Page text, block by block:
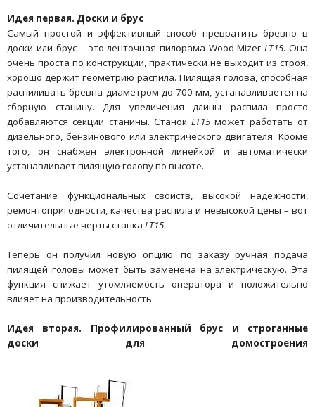
Идея первая. Доски и брус
Самый простой и эффективный способ превратить бревно в
доски или брус – это ленточная пилорама Wood-MizerLT15. Она
очень проста по конструкции, практически не выходит из строя,
хорошо держит геометрию распила. Пилящая голова, способная
распиливать бревна диаметром до 700 мм, устанавливается на
сборную станину. Для увеличения длины распила просто
добавляются секции станины. СтанокLT15 может работать от
дизельного, бензинового или электрического двигателя. Кроме
того, он снабжен электронной линейкой и автоматически
устанавливает пилящую голову по высоте.
Сочетание функциональных свойств, высокой надежности,
ремонтопригодности, качества распила и невысокой цены – вот
отличительные черты станка LT15.
Теперь он получил новую опцию: по заказу ручная подача
пилящей головы может быть заменена на электрическую. Эта
функция снижает утомляемость оператора и положительно
влияет на производительность.
Идея вторая. Профилированный брус и строганные
доски для домостроения